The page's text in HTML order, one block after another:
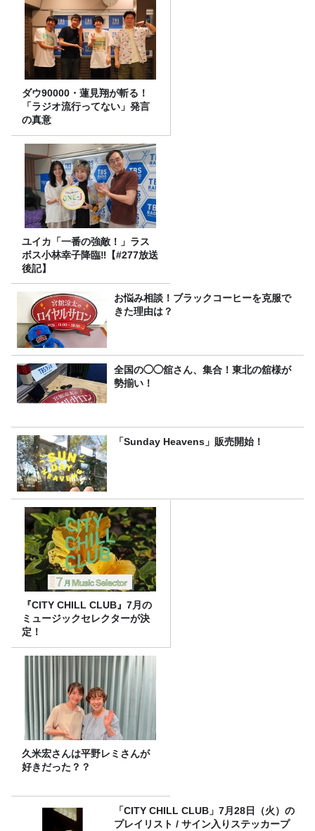
ダウ90000・蓮見翔が斬る！
「ラジオ流行ってない」発言
の真意
ユイカ「一番の強敵！」ラス
ボス小林幸子降臨‼【#277放送
後記】
お悩み相談！ブラックコーヒーを克服で
きた理由は？
全国の◯◯舘さん、集合！東北の舘様が
勢揃い！
「Sunday Heavens」販売開始！
『CITY CHILL CLUB』7月の
ミュージックセレクターが決
定！
久米宏さんは平野レミさんが
好きだった？？
「CITY CHILL CLUB」7月28日（火）の
プレイリスト / サイン入りステッカープ